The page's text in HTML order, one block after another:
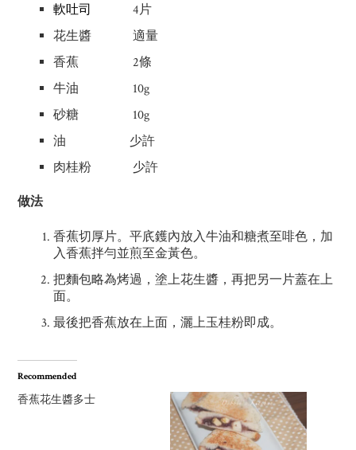
軟吐司
4片
花生醬 適量
香蕉 2條
牛油 10g
砂糖 10g
油 少許
肉桂粉 少許
做法
香蕉切厚片。平㡳鑊內放入牛油和糖煮至啡色，加
入香蕉拌勻並煎至金黃色。
把麵包略為烤過，塗上花生醬，再把另一片蓋在上
面。
最後把香蕉放在上面，灑上玉桂粉即成。
Recommended
香蕉花生醬多士